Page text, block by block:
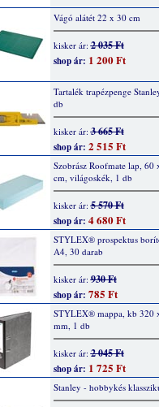
Vágó alátét 22 x 30 cm
kisker ár:2 035 Ft
shop ár: 1 200 Ft
Tartalék trapézpenge
db
kisker ár:3 665 Ft
shop ár: 2 515 Ft
Szobrász Roofmate lap, 60
cm, világoskék, 1 db
kisker ár:5 570 Ft
shop ár: 4 680 Ft
STYLEX® prospektus
A4, 30 darab
kisker ár:930 Ft
shop ár: 785 Ft
STYLEX® mappa, kb 320
mm, 1 db
kisker ár:2 045 Ft
shop ár: 1 725 Ft
Stanley - hobbykés